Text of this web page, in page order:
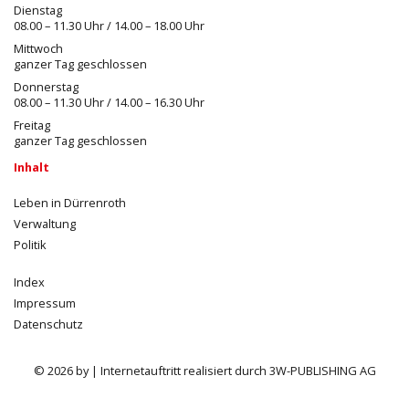
Dienstag
08.00 – 11.30 Uhr / 14.00 – 18.00 Uhr
Mittwoch
ganzer Tag geschlossen
Donnerstag
08.00 – 11.30 Uhr / 14.00 – 16.30 Uhr
Freitag
ganzer Tag geschlossen
Inhalt
Leben in Dürrenroth
Verwaltung
Politik
Index
Impressum
Datenschutz
© 2026 by | Internetauftritt realisiert durch 3W-PUBLISHING AG